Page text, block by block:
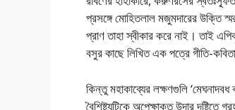
প্রসঙ্গে মোহিতলাল মজুমদারের উক্তি
প্রাণ তাহা স্বীকার করে নাই। তাই
বসুর কাছে লিখিত এক পত্রে গীতি-
কিন্তু মহাকাব্যের লক্ষণগুলি ‘মেঘনাদবধ
বৈশিষ্ট্যটিকে অপেক্ষাকৃত উদার